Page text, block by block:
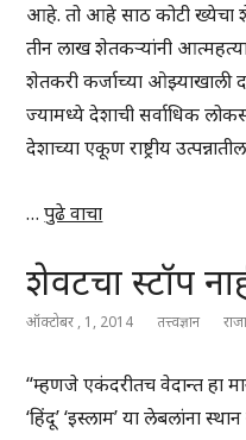
आहे. तो आहे साठ कोटी ख्येचा
तीन लाख शेतकऱ्यांनी
शेतकरी कर्जाच्या
ज्यामध्ये देशाची सर्वाधिक
देशाच्या एकूण राष्ट्रीय
…पुढे वाचा
शेवटचा स्टॉप
ऑक्टोबर , 1, 2014 तत्त्वज्ञान
“म्हणजे एकंदरीतच वेदान्त हा
‘हिंदू’ ‘इस्लाम’ या लेबलांना